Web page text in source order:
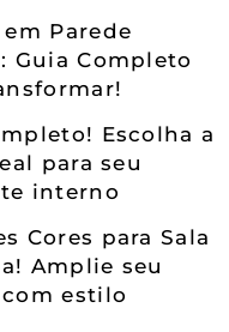
Parede
Guia Completo
Escolha a
para seu
interno
Cores para Sala
Amplie seu
estilo